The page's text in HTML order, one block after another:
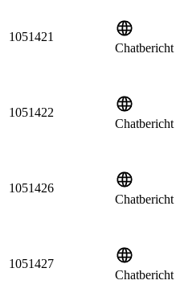
1051421
Chatbericht
1051422
Chatbericht
1051426
Chatbericht
1051427
Chatbericht